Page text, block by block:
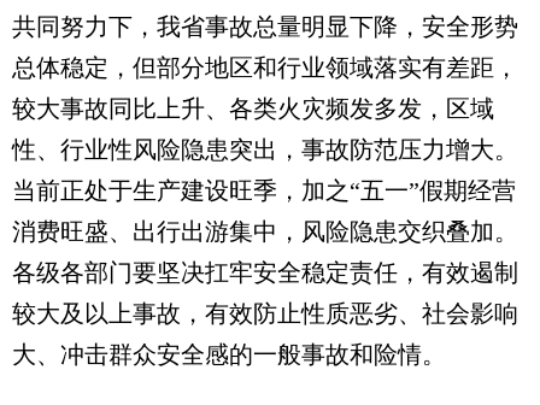
共同努力下，我省事故总量明显下降，安全形势
总体稳定，但部分地区和行业领域落实有差距，
较大事故同比上升、各类火灾频发多发，区域
性、行业性风险隐患突出，事故防范压力增大。
当前正处于生产建设旺季，加之“五一”假期经营
消费旺盛、出行出游集中，风险隐患交织叠加。
各级各部门要坚决扛牢安全稳定责任，有效遏制
较大及以上事故，有效防止性质恶劣、社会影响
大、冲击群众安全感的一般事故和险情。